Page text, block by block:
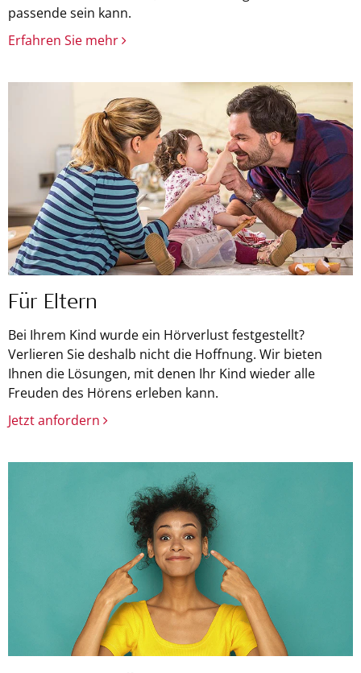
passende sein kann.
Erfahren Sie mehr
Für Eltern
Bei Ihrem Kind wurde ein Hörverlust festgestellt?
Verlieren Sie deshalb nicht die Hoffnung. Wir bieten
Ihnen die Lösungen, mit denen Ihr Kind wieder alle
Freuden des Hörens erleben kann.
Jetzt anfordern